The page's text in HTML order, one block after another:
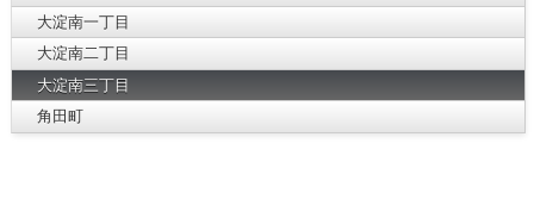
大淀南一丁目
大淀南二丁目
大淀南三丁目
角田町